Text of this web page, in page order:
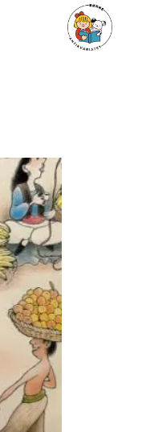
Tilføj
som
favorit